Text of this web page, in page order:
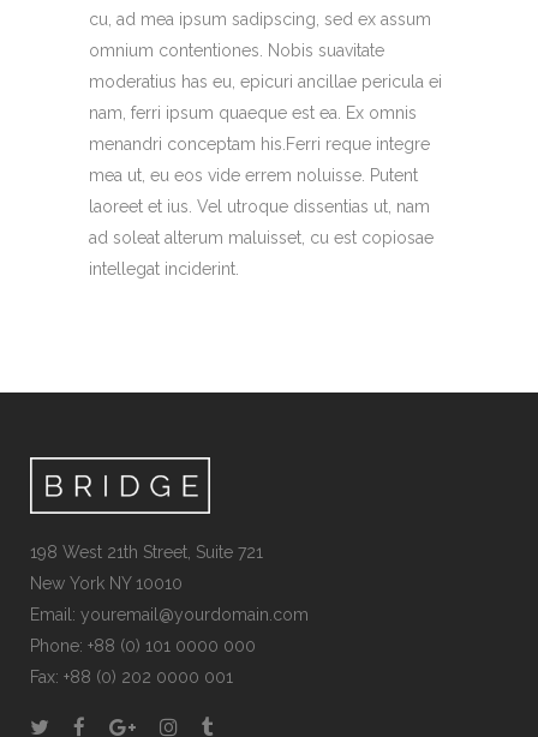
cu, ad mea ipsum sadipscing, sed ex assum
omnium contentiones. Nobis suavitate
moderatius has eu, epicuri ancillae pericula ei
nam, ferri ipsum quaeque est ea. Ex omnis
menandri conceptam his.Ferri reque integre
mea ut, eu eos vide errem noluisse. Putent
laoreet et ius. Vel utroque dissentias ut, nam
ad soleat alterum maluisset, cu est copiosae
intellegat inciderint.
198 West 21th Street, Suite 721
New York NY 10010
Email: youremail@yourdomain.com
Phone: +88 (0) 101 0000 000
Fax: +88 (0) 202 0000 001